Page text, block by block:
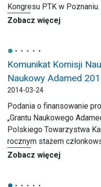
Kongresu PTK w Poznaniu.
Zobacz więcej
Komunikat Komisji
Naukowy Adamed
2014-03-24
Podania o finansowanie
„Grantu Naukowego
Polskiego Towarzystwa
rocznym stażem
Zobacz więcej